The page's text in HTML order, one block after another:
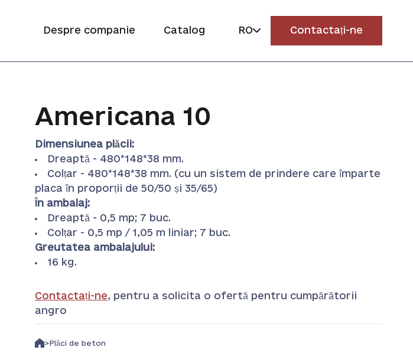
Despre companie Catalog RO Contactați-ne
Americana 10
Dimensiunea plăcii:
Dreaptă - 480*148*38 mm.
Colțar - 480*148*38 mm. (cu un sistem de prindere care împarte
placa în proporții de 50/50 și 35/65)
În ambalaj:
Dreaptă - 0,5 mp; 7 buc.
Colțar - 0,5 mp / 1,05 m liniar; 7 buc.
Greutatea ambalajului:
16 kg.
Contactați-ne, pentru a solicita o ofertă pentru cumpărătorii
angro
Plăci de beton